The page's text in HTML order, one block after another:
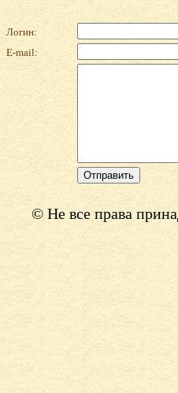
Логин:
E-mail:
© Не все права